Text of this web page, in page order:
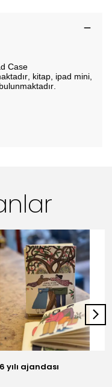
Case
kitap, ipad mini,
yılı ajandası